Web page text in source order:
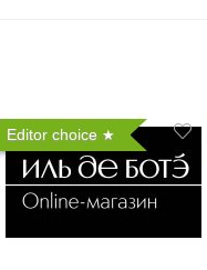
Editor choice